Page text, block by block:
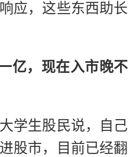
应，这些东西助长
亿，现在入市晚不
学生股民说，自己
股市，目前已经翻